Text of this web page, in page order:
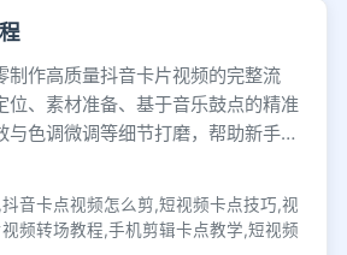
制作高质量抖音卡片视频的完整流
位、素材准备、基于音乐鼓点的精准
与色调微调等细节打磨，帮助新手掌
音卡点视频怎么剪,短视频卡点技巧,视
频转场教程,手机剪辑卡点教学,短视频